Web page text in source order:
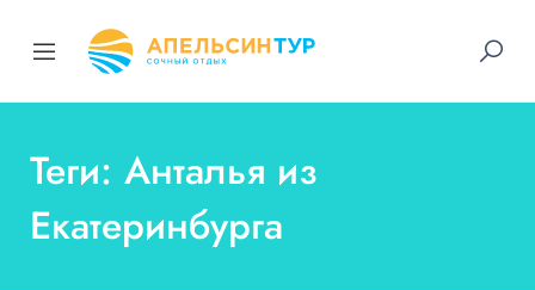
Теги: Анталья из
Екатеринбурга